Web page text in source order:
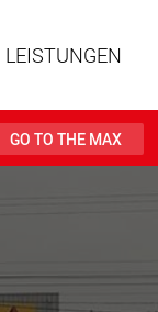
LEISTUNGEN
GO TO THE MAX